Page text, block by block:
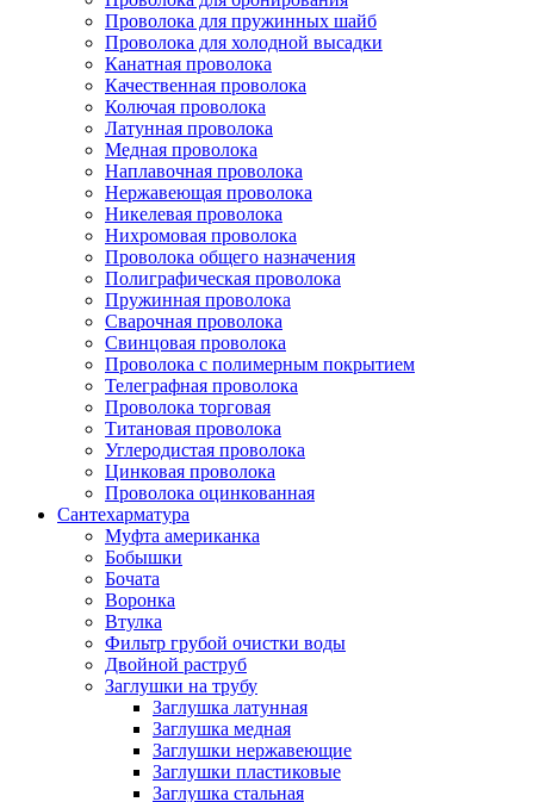
Проволока для пружинных шайб
Проволока для холодной высадки
Канатная проволока
Качественная проволока
Колючая проволока
Латунная проволока
Медная проволока
Наплавочная проволока
Нержавеющая проволока
Никелевая проволока
Нихромовая проволока
Проволока общего назначения
Полиграфическая проволока
Пружинная проволока
Сварочная проволока
Свинцовая проволока
Проволока с полимерным покрытием
Телеграфная проволока
Проволока торговая
Титановая проволока
Углеродистая проволока
Цинковая проволока
Проволока оцинкованная
Сантехарматура
Муфта американка
Бобышки
Бочата
Воронка
Втулка
Фильтр грубой очистки воды
Двойной раструб
Заглушки на трубу
Заглушка латунная
Заглушка медная
Заглушки нержавеющие
Заглушки пластиковые
Заглушка стальная